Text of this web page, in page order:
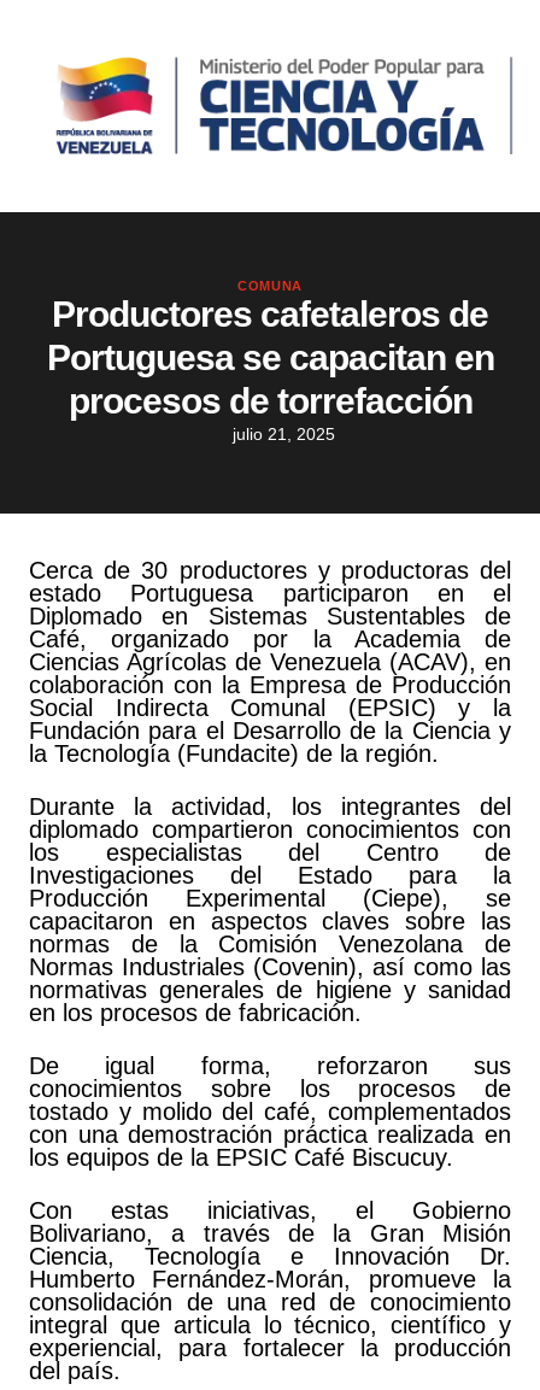
COMUNA
Productores cafetaleros de
Portuguesa se capacitan en
procesos de torrefacción
julio 21, 2025
Cerca de 30 productores y productoras del
estado Portuguesa participaron en el
Diplomado en Sistemas Sustentables de
Café, organizado por la Academia de
Ciencias Agrícolas de Venezuela (ACAV), en
colaboración con la Empresa de Producción
Social Indirecta Comunal (EPSIC) y la
Fundación para el Desarrollo de la Ciencia y
la Tecnología (Fundacite) de la región.
Durante la actividad, los integrantes del
diplomado compartieron conocimientos con
los especialistas del Centro de
Investigaciones del Estado para la
Producción Experimental (Ciepe), se
capacitaron en aspectos claves sobre las
normas de la Comisión Venezolana de
Normas Industriales (Covenin), así como las
normativas generales de higiene y sanidad
en los procesos de fabricación.
De igual forma, reforzaron sus
conocimientos sobre los procesos de
tostado y molido del café, complementados
con una demostración práctica realizada en
los equipos de la EPSIC Café Biscucuy.
Con estas iniciativas, el Gobierno
Bolivariano, a través de la Gran Misión
Ciencia, Tecnología e Innovación Dr.
Humberto Fernández-Morán, promueve la
consolidación de una red de conocimiento
integral que articula lo técnico, científico y
experiencial, para fortalecer la producción
del país.